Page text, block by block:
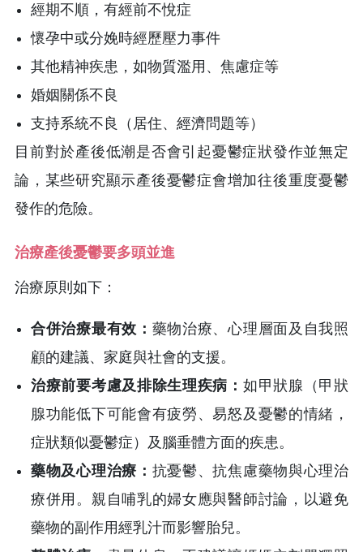
經期不順，有經前不悅症
懷孕中或分娩時經歷壓力事件
其他精神疾患，如物質濫用、焦慮症等
婚姻關係不良
支持系統不良（居住、經濟問題等）
目前對於產後低潮是否會引起憂鬱症狀發作並無定
論，某些研究顯示產後憂鬱症會增加往後重度憂鬱
發作的危險。
治療產後憂鬱要多頭並進
治療原則如下：
合併治療最有效： 藥物治療、心理層面及自我照
顧的建議、家庭與社會的支援。
治療前要考慮及排除生理疾病： 如甲狀腺（甲狀
腺功能低下可能會有疲勞、易怒及憂鬱的情緒，
症狀類似憂鬱症）及腦垂體方面的疾患。
藥物及心理治療： 抗憂鬱、抗焦慮藥物與心理治
療併用。親自哺乳的婦女應與醫師討論，以避免
藥物的副作用經乳汁而影響胎兒。